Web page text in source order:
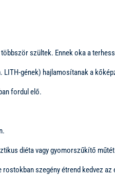
szültek. Ennek oka a
gének) hajlamosítanak a
fordul elő.
diéta vagy gyomorszűkítő
szegény étrend kedvez az